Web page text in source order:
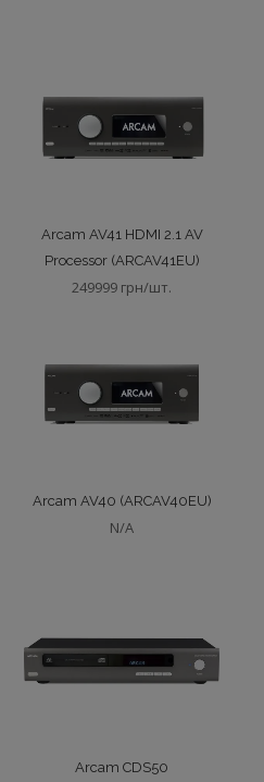
Arcam AV41 HDMI 2.1 AV
Processor (ARCAV41EU)
249999 грн/шт.
Arcam AV40 (ARCAV40EU)
N/A
Arcam CDS50